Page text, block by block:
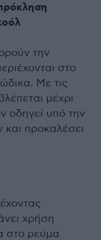
την
στο
Με τις
μέχρι
οδηγεί υπό την
προκαλέσει
χρήση
στο ρεύμα